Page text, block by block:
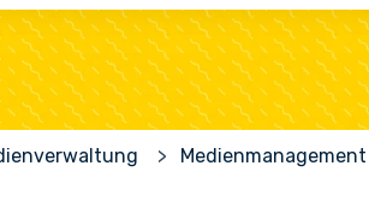
das Suchfeld leer ist.
Medienmanagement